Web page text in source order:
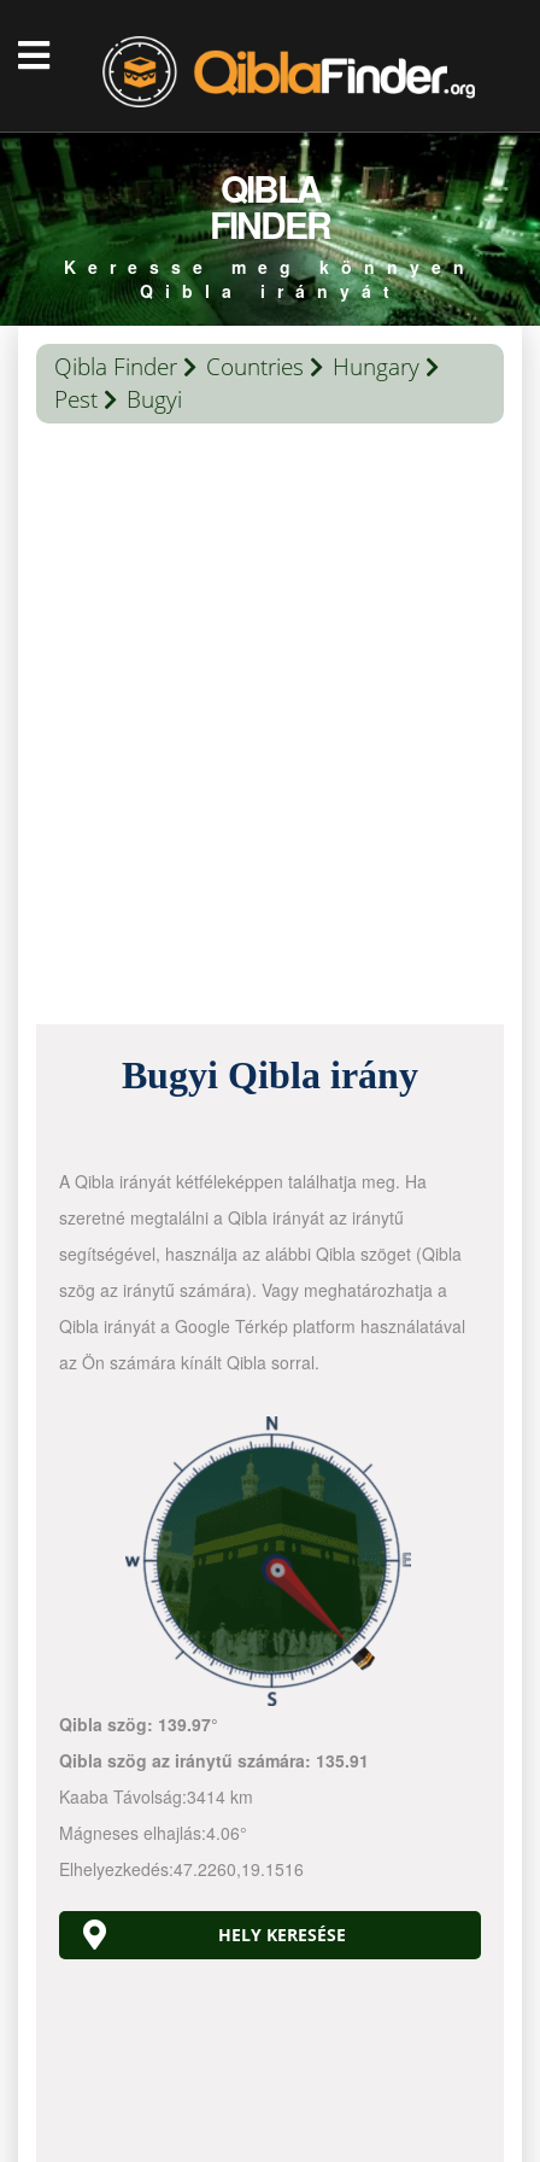
QIBLA
FINDER
Keresse meg könnyen
Qibla irányát
Qibla Finder Countries
Hungary
Pest
Bugyi
Bugyi Qibla irány
A Qibla irányát kétféleképpen találhatja meg. Ha
szeretné megtalálni a Qibla irányát az iránytű
segítségével, használja az alábbi Qibla szöget (Qibla
szög az iránytű számára). Vagy meghatározhatja a
Qibla irányát a Google Térkép platform használatával
az Ön számára kínált Qibla sorral.
Qibla szög: 139.97°
Qibla szög az iránytű számára: 135.91
Kaaba Távolság:3414 km
Mágneses elhajlás:4.06°
Elhelyezkedés:47.2260,19.1516
HELY KERESÉSE